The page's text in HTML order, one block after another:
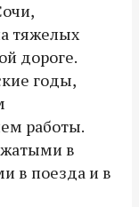
тяжелых
дороге.
годы,
работы.
в
в поезда и в